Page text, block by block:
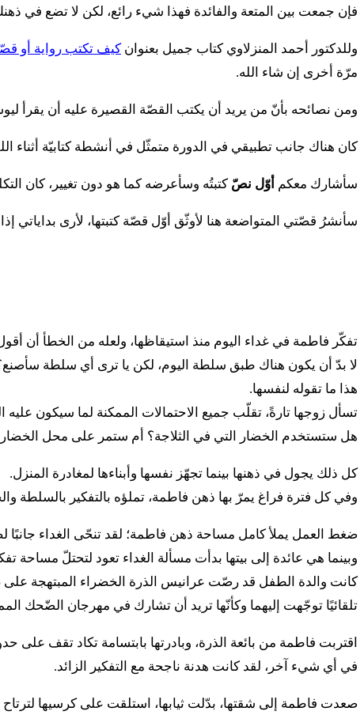
فإن جمعت بين المتعة والفائدة فهذا شيء رائع، لكن لا تضع في
وللدكتور أحمد المنزلاوي كتاب جميل بعنوان كيف تكتب رواية أو
مرّة أخرى إن شاء الله.
ومن نصائحه بأنّ من يريد أن يكتب القصّة القصيرة عليه أن يقرأ
كان هناك جانب تطبيقي في الدورة متمثّل في أنشطة كتابيّة أثناء
سأشارك معكم أوّل نصّ كتبتُه وسأعرضه كما هو دون تغيير، كان
سأنشرُ قصّتي المتواضعة هنا لأوثّق أوّل قصّة كتبتها، لأرى بداياتي
تفكّر فاطمة في غداء اليوم منذ استيقاظها، ولعله من الخطأ أن
لا بدّ أن يكون هناك طبق سلطة اليوم، لكن يا ترى أي سلطة
هذا ما تقوله لنفسها.
تسأل زوجها تارةً، تقلّب جميع الاحتمالات الممكنة لما سيكون عليه
هل ستستخدم الخضار التي في الثلاجة؟ أم ستمر على محل
كل ذلك يجول في ذهنها بينما تجهّز نفسها وأبناءها لمغادرة المنزل.
وفي كل فترة فراغ يمرّ بها ذهن فاطمة، تملؤه بالتفكير بالسلطة
ضغط العمل يملأ كامل مساحة ذهن فاطمة؛ لقد تنحّى الغداء جانبًا
وبينما هي عائدة إلى بيتها بدأت مسألة الغداء تعود لتحتلّ
كانت والدة الطفل قد رصّت عرانيس الذرة الخضراء المبتهجة
تلقائيًا توجّهت إليهما وكأنّها تريد أن تشارك في مهرجان الضّحك
في أي شيء آخر، لقد كانت هدنة ناجحة مع التفكير الزائد.
صعدت فاطمة إلى شقتها، بدّلت ثيابها، استلقت على كرسيها لترتاح